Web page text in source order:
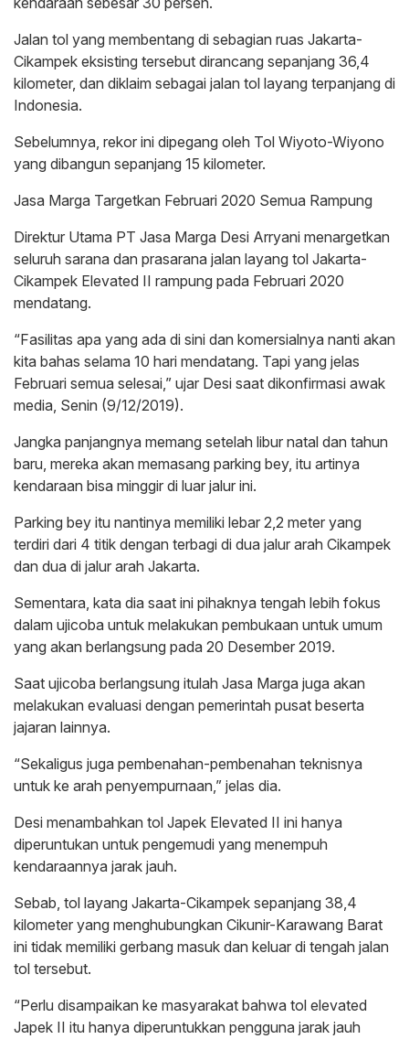
Jalan tol yang membentang di sebagian ruas Jakarta-
Cikampek eksisting tersebut dirancang sepanjang 36,4
kilometer, dan diklaim sebagai jalan tol layang terpanjang di
Indonesia.
Sebelumnya, rekor ini dipegang oleh Tol Wiyoto-Wiyono
yang dibangun sepanjang 15 kilometer.
Jasa Marga Targetkan Februari 2020 Semua Rampung
Direktur Utama PT Jasa Marga Desi Arryani menargetkan
seluruh sarana dan prasarana jalan layang tol Jakarta-
Cikampek Elevated II rampung pada Februari 2020
mendatang.
“Fasilitas apa yang ada di sini dan komersialnya nanti akan
kita bahas selama 10 hari mendatang. Tapi yang jelas
Februari semua selesai,” ujar Desi saat dikonfirmasi awak
media, Senin (9/12/2019).
Jangka panjangnya memang setelah libur natal dan tahun
baru, mereka akan memasang parking bey, itu artinya
kendaraan bisa minggir di luar jalur ini.
Parking bey itu nantinya memiliki lebar 2,2 meter yang
terdiri dari 4 titik dengan terbagi di dua jalur arah Cikampek
dan dua di jalur arah Jakarta.
Sementara, kata dia saat ini pihaknya tengah lebih fokus
dalam ujicoba untuk melakukan pembukaan untuk umum
yang akan berlangsung pada 20 Desember 2019.
Saat ujicoba berlangsung itulah Jasa Marga juga akan
melakukan evaluasi dengan pemerintah pusat beserta
jajaran lainnya.
“Sekaligus juga pembenahan-pembenahan teknisnya
untuk ke arah penyempurnaan,” jelas dia.
Desi menambahkan tol Japek Elevated II ini hanya
diperuntukan untuk pengemudi yang menempuh
kendaraannya jarak jauh.
Sebab, tol layang Jakarta-Cikampek sepanjang 38,4
kilometer yang menghubungkan Cikunir-Karawang Barat
ini tidak memiliki gerbang masuk dan keluar di tengah jalan
tol tersebut.
“Perlu disampaikan ke masyarakat bahwa tol elevated
Japek II itu hanya diperuntukkan pengguna jarak jauh